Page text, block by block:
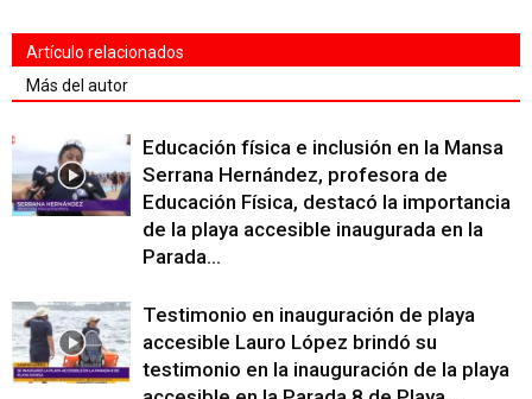
Artículo relacionados
Más del autor
Educación física e inclusión en la Mansa
Serrana Hernández, profesora de
Educación Física, destacó la importancia
de la playa accesible inaugurada en la
Parada...
Testimonio en inauguración de playa
accesible Lauro López brindó su
testimonio en la inauguración de la playa